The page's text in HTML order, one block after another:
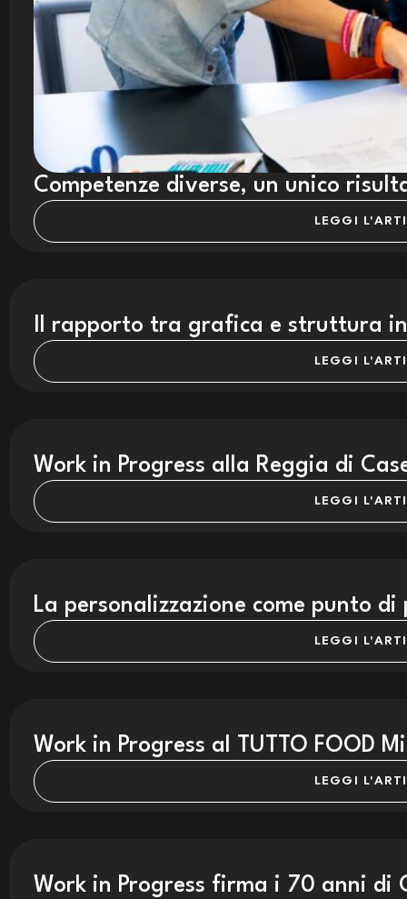
Competenze diverse, un unico
LEGGI
Il rapporto tra grafica e struttura
LEGGI
Work in Progress alla Reggia di
LEGGI
La personalizzazione come punto di
LEGGI
Work in Progress al TUTTO FOOD
LEGGI
Work in Progress firma i 70 anni di